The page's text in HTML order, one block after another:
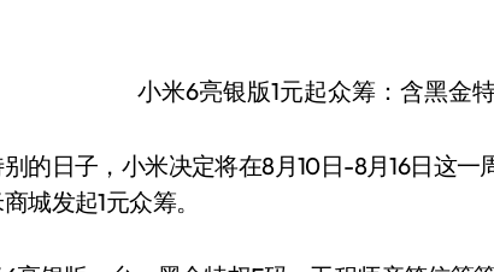
的日子，小米决定将在8月10日-8月16日这一
城发起1元众筹。